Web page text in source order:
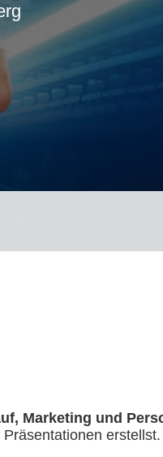
Marketing und
erstellst.